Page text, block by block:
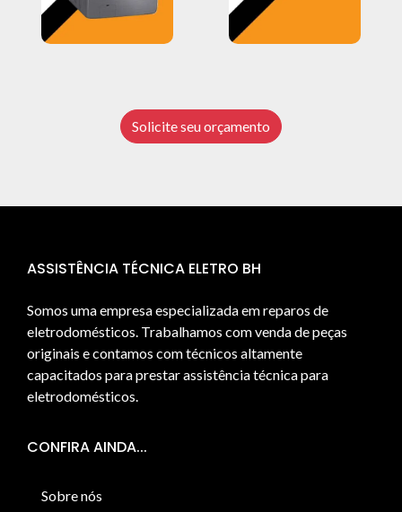
Solicite seu orçamento
ASSISTÊNCIA TÉCNICA ELETRO BH
Somos uma empresa especializada em reparos de
eletrodomésticos. Trabalhamos com venda de peças
originais e contamos com técnicos altamente
capacitados para prestar assistência técnica para
eletrodomésticos.
CONFIRA AINDA...
Sobre nós